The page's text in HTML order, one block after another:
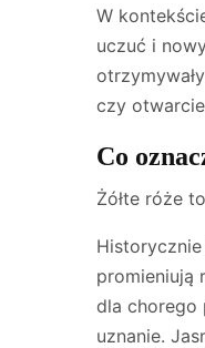
W
uczuć i
czy
Co
Żółte róże
Historycznie
promieniują
dla chorego
uznanie.